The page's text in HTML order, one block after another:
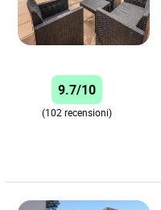
9.7/10
(102 recensioni)